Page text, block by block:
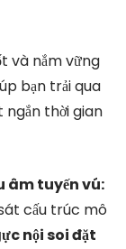
và nắm vững
bạn trải qua
ngắn thời gian
âm tuyến vú:
cấu trúc mô
nội soi đặt